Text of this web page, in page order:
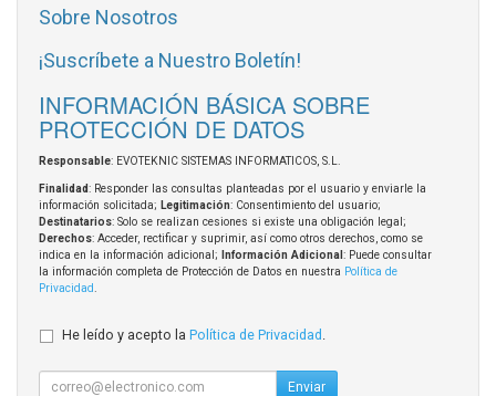
Sobre Nosotros
¡Suscríbete a Nuestro Boletín!
INFORMACIÓN BÁSICA SOBRE
PROTECCIÓN DE DATOS
Responsable: EVOTEKNIC SISTEMAS INFORMATICOS, S.L.
Finalidad: Responder las consultas planteadas por el usuario y enviarle la
información solicitada; Legitimación: Consentimiento del usuario;
Destinatarios: Solo se realizan cesiones si existe una obligación legal;
Derechos: Acceder, rectificar y suprimir, así como otros derechos, como se
indica en la información adicional;
Información Adicional : Puede consultar
la información completa de Protección de Datos en nuestra Política de
Privacidad
He leído y acepto la Política de Privacidad
Enviar